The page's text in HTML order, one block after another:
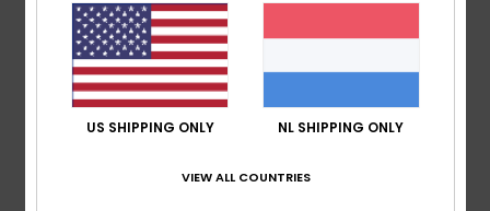
Too good-looking, too comfortable
Comfort: 5/5 Prijs-kwaliteitverhouding
Kleur: 5/5
Ik raad dit product aan
4
US SHIPPING ONLY NL SHIPPING ONLY
VIEW ALL COUNTRIES